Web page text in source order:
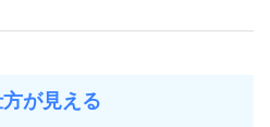
が見える